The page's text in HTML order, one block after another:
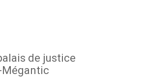
de justice
Mégantic